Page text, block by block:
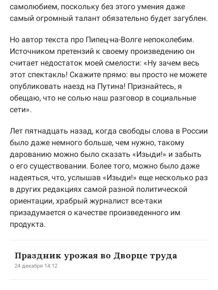
самолюбием, поскольку без этого умения даже
самый огромный талант обязательно будет загублен.
Но автор текста про Пипец-на-Волге непоколебим.
Источником претензий к своему произведению он
считает недостаток моей смелости: «Ну зачем весь
этот спектакль! Скажите прямо: вы просто не можете
опубликовать наезд на Путина! Признайтесь, я
обещаю, что не солью наш разговор в социальные
сети».
Лет пятнадцать назад, когда свободы слова в России
было даже немного больше, чем нужно, такому
дарованию можно было сказать «Изыди!» и забыть
о его существовании. Более того, можно было даже
надеяться, что, услышав «Изыди!» еще несколько раз
в других редакциях самой разной политической
ориентации, храбрый журналист все-таки
призадумается о качестве произведенного им
продукта.
Праздник урожая во Дворце труда
24 декабря 14:12